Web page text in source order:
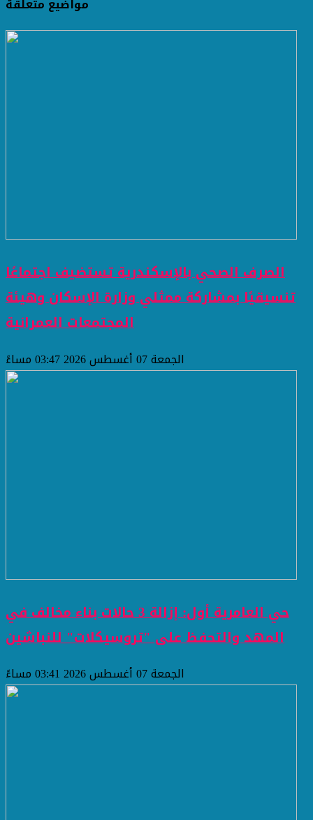
مواضيع متعلقة
الصرف الصحي بالإسكندرية تستضيف اجتماعًا
تنسيقيًا بمشاركة ممثلي وزارة الإسكان وهيئة
المجتمعات العمرانية
الجمعة 07 أغسطس 2026 03:47 مساءً
حي العامرية أول: إزالة 3 حالات بناء مخالف في
المهد والتحفظ على "تروسيكلات" للنباشين
الجمعة 07 أغسطس 2026 03:41 مساءً